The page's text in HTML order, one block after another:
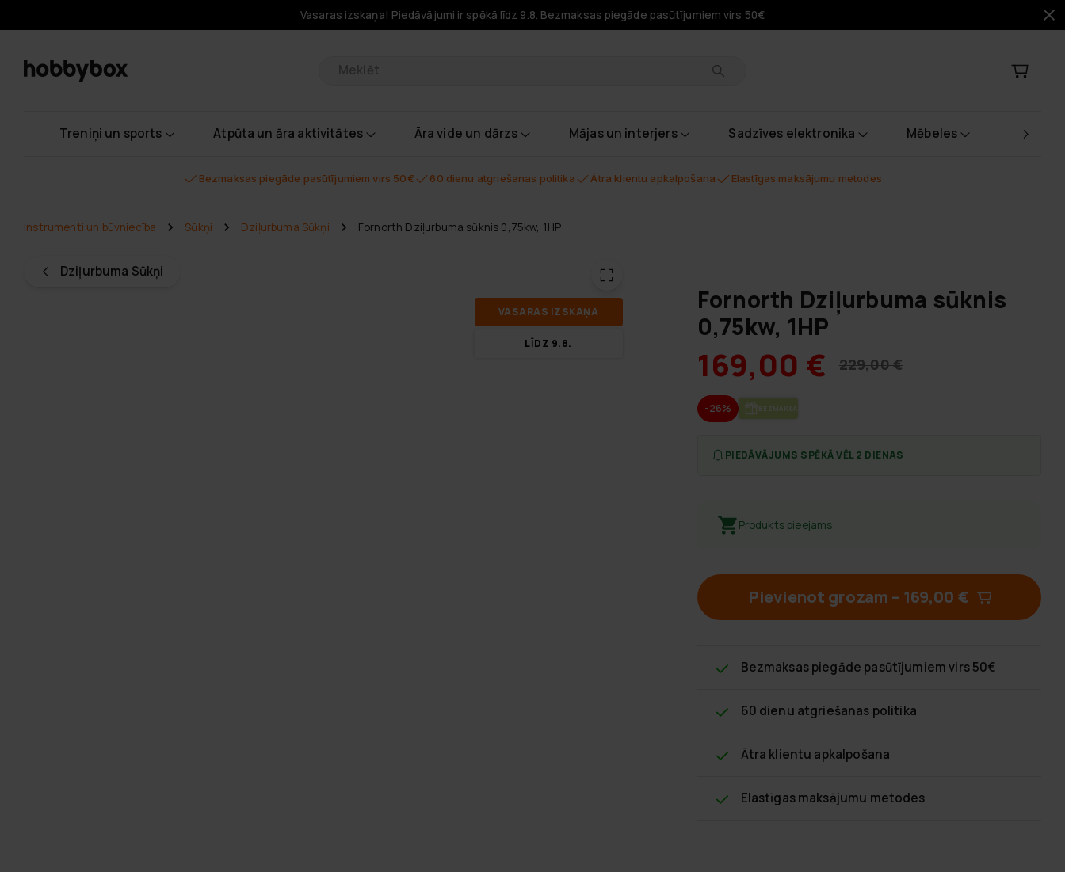
Vasaras izskaņa! Piedāvājumi ir spēkā līdz 9.8. Bezmaksas piegāde pasūtījumiem virs 50€
Treniņi un sports Atpūta un āra aktivitātes Āra vide un dārzs Mājas un interjers Sadzīves elektronika Mēbeles
Bezmaksas piegāde pasūtījumiem virs 50€ 60 dienu atgriešanas politika Ātra klientu apkalpošana Elastīgas maksājumu metodes
Dziļurbuma Sūkņi
Instrumenti un būvniecība Sūkņi Dziļurbuma Sūkņi Fornorth Dziļurbuma sūknis 0,75kw, 1HP
VA­SA­RAS IZ­SKA­ŅA
LĪDZ 9.8.
Fornorth Dziļurbuma sūknis
0,75kw, 1HP
169,00 € 229,00 €
-26% BEZ­MAK­SAS PIE­GĀ­DE
PIEDĀVĀJUMS SPĒKĀ VĒL 2 DIENAS
Produkts pieejams
Pievienot grozam – 169,00 €
Bezmaksas piegāde pasūtījumiem virs 50€
60 dienu atgriešanas politika
Ātra klientu apkalpošana
Elastīgas maksājumu metodes